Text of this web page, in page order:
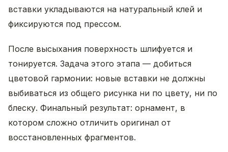
вставки укладываются на натуральный клей и
фиксируются под прессом.
После высыхания поверхность шлифуется и
тонируется. Задача этого этапа — добиться
цветовой гармонии: новые вставки не должны
выбиваться из общего рисунка ни по цвету, ни по
блеску. Финальный результат: орнамент, в
котором сложно отличить оригинал от
восстановленных фрагментов.